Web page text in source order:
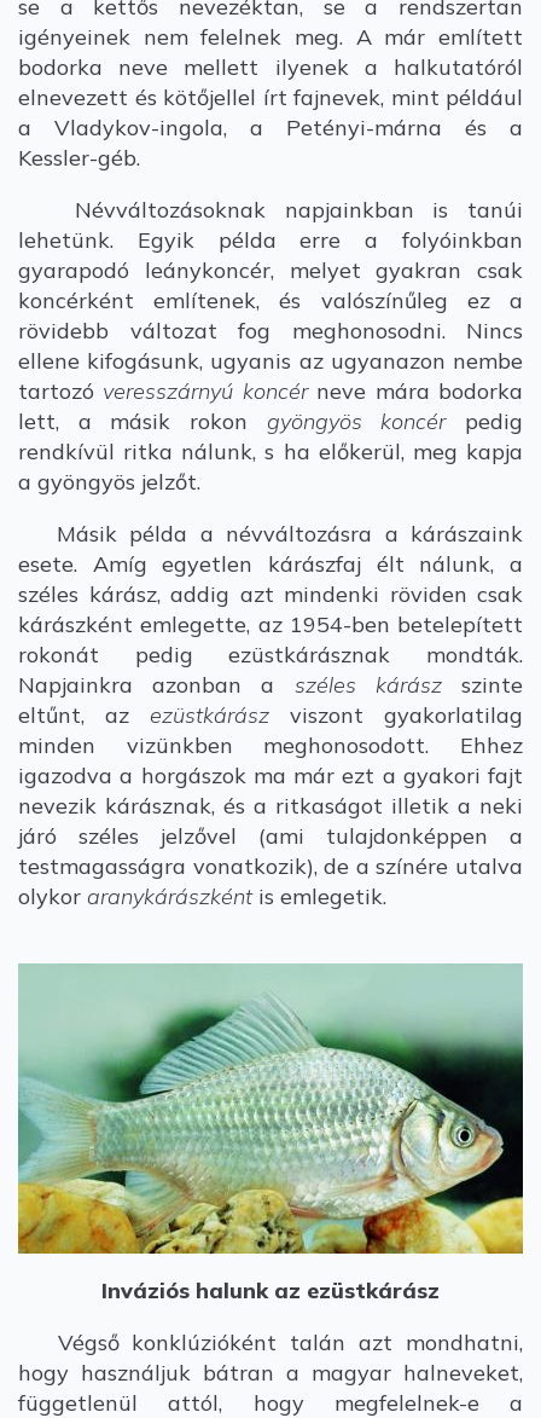
se a kettős nevezéktan, se a rendszertan
igényeinek nem felelnek meg. A már említett
bodorka neve mellett ilyenek a halkutatóról
elnevezett és kötőjellel írt fajnevek, mint például
a Vladykov-ingola, a Petényi-márna és a
Kessler-géb.
Névváltozásoknak napjainkban is tanúi
lehetünk. Egyik példa erre a folyóinkban
gyarapodó leánykoncér, melyet gyakran csak
koncérként említenek, és valószínűleg ez a
rövidebb változat fog meghonosodni. Nincs
ellene kifogásunk, ugyanis az ugyanazon nembe
tartozó veresszárnyú koncér neve mára bodorka
lett, a másik rokon gyöngyös koncér pedig
rendkívül ritka nálunk, s ha előkerül, meg kapja
a gyöngyös jelzőt.
Másik példa a névváltozásra a kárászaink
esete. Amíg egyetlen kárászfaj élt nálunk, a
széles kárász, addig azt mindenki röviden csak
kárászként emlegette, az 1954-ben betelepített
rokonát pedig ezüstkárásznak mondták.
Napjainkra azonban a széles kárászszinte
eltűnt, az ezüstkárász viszont gyakorlatilag
minden vizünkben meghonosodott. Ehhez
igazodva a horgászok ma már ezt a gyakori fajt
nevezik kárásznak, és a ritkaságot illetik a neki
járó széles jelzővel (ami tulajdonképpen a
testmagasságra vonatkozik), de a színére utalva
olykor aranykárászként is emlegetik.
Inváziós halunk az ezüstkárász
Végső konklúzióként talán azt mondhatni,
hogy használjuk bátran a magyar halneveket,
függetlenül attól, hogy megfelelnek-e a